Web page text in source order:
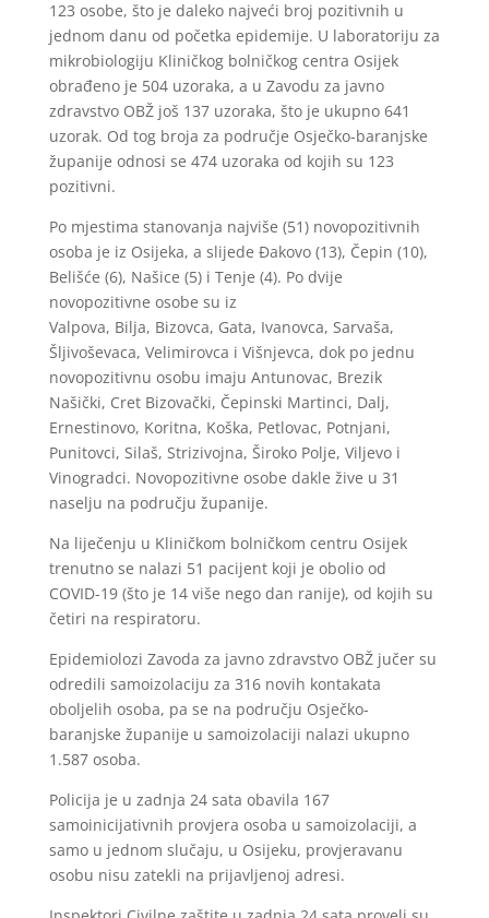
123 osobe, što je daleko najveći broj pozitivnih u
jednom danu od početka epidemije. U laboratoriju za
mikrobiologiju Kliničkog bolničkog centra Osijek
obrađeno je 504 uzoraka, a u Zavodu za javno
zdravstvo OBŽ još 137 uzoraka, što je ukupno 641
uzorak. Od tog broja za područje Osječko-baranjske
županije odnosi se 474 uzoraka od kojih su 123
pozitivni.
Po mjestima stanovanja najviše (51) novopozitivnih
osoba je iz Osijeka, a slijede Đakovo (13), Čepin (10),
Belišće (6), Našice (5) i Tenje (4). Po dvije
novopozitivne osobe su iz
Valpova, Bilja, Bizovca, Gata, Ivanovca, Sarvaša,
Šljivoševaca, Velimirovca i Višnjevca, dok po jednu
novopozitivnu osobu imaju Antunovac, Brezik
Našički, Cret Bizovački, Čepinski Martinci, Dalj,
Ernestinovo, Koritna, Koška, Petlovac, Potnjani,
Punitovci, Silaš, Strizivojna, Široko Polje, Viljevo i
Vinogradci. Novopozitivne osobe dakle žive u 31
naselju na području županije.
Na liječenju u Kliničkom bolničkom centru Osijek
trenutno se nalazi 51 pacijent koji je obolio od
COVID-19 (što je 14 više nego dan ranije), od kojih su
četiri na respiratoru.
Epidemiolozi Zavoda za javno zdravstvo OBŽ jučer su
odredili samoizolaciju za 316 novih kontakata
oboljelih osoba, pa se na području Osječko-
baranjske županije u samoizolaciji nalazi ukupno
1.587 osoba.
Policija je u zadnja 24 sata obavila 167
samoinicijativnih provjera osoba u samoizolaciji, a
samo u jednom slučaju, u Osijeku, provjeravanu
osobu nisu zatekli na prijavljenoj adresi.